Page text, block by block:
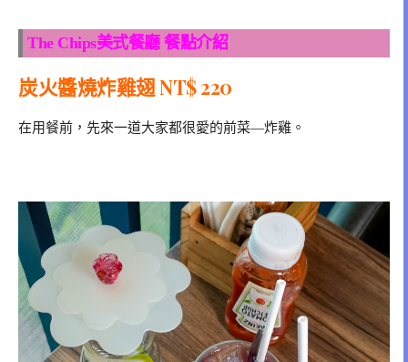
The Chips美式餐廳 餐點介紹
炭火醬燒炸雞翅 NT$ 220
在用餐前，先來一道大家都很愛的前菜—炸雞。